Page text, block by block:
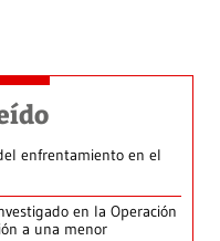
enfrentamiento en el
en la Operación
a una menor